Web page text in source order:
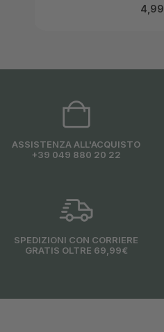
4,99
ASSISTENZA ALL'ACQUISTO
+39 049 880 20 22
SPEDIZIONI CON CORRIERE
GRATIS OLTRE 69,99€